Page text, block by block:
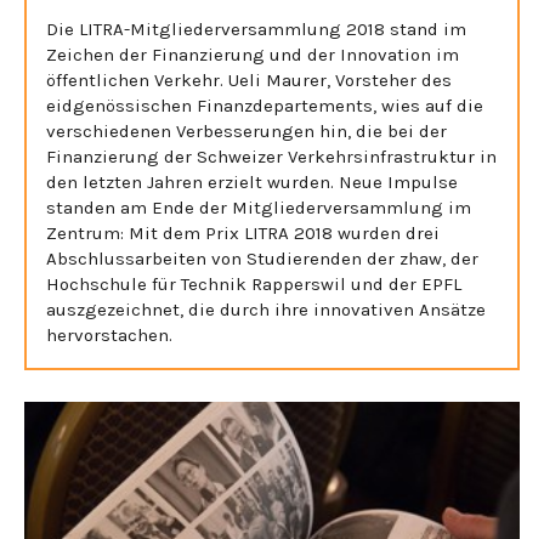
Die LITRA-Mitgliederversammlung 2018 stand im
Zeichen der Finanzierung und der Innovation im
öffentlichen Verkehr. Ueli Maurer, Vorsteher des
eidgenössischen Finanzdepartements, wies auf die
verschiedenen Verbesserungen hin, die bei der
Finanzierung der Schweizer Verkehrsinfrastruktur in
den letzten Jahren erzielt wurden. Neue Impulse
standen am Ende der Mitgliederversammlung im
Zentrum: Mit dem Prix LITRA 2018 wurden drei
Abschlussarbeiten von Studierenden der zhaw, der
Hochschule für Technik Rapperswil und der EPFL
auszgezeichnet, die durch ihre innovativen Ansätze
hervorstachen.